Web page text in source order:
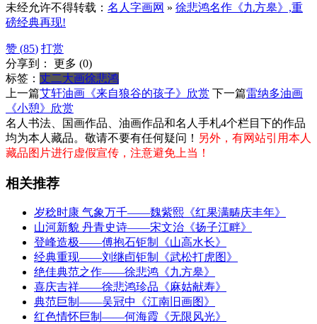
未经允许不得转载： 名人字画网 » 徐悲鸿名作《九方皋》,重
磅经典再现!
赞 (85) 打赏
分享到： 更多 (0)
标签： 丈二大画徐悲鸿
上一篇艾轩油画《来自狼谷的孩子》欣赏 下一篇雷纳多油画
《小憩》欣赏
名人书法、国画作品、油画作品和名人手札4个栏目下的作品
均为本人藏品。敬请不要有任何疑问！ 另外，有网站引用本人
藏品图片进行虚假宣传，注意避免上当！
相关推荐
岁稔时康 气象万千——魏紫熙《红果满畴庆丰年》
山河新貌 丹青史诗——宋文治《扬子江畔》
‌登峰造极——傅抱石钜制《山高水长》
经典重现——刘继卣钜制《武松打虎图》
绝佳典范之作——徐悲鸿《九方皋》
喜庆吉祥——徐悲鸿珍品《麻姑献寿》
典范巨制——吴冠中《江南旧画图》
红色情怀巨制——何海霞《无限风光》